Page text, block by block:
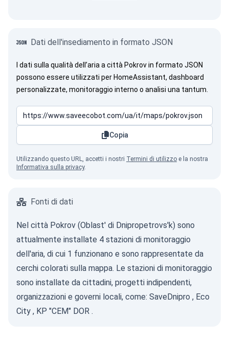
Dati dell'insediamento in formato JSON
I dati sulla qualità dell’aria a città Pokrov in formato JSON
possono essere utilizzati per HomeAssistant, dashboard
personalizzate, monitoraggio interno o analisi una tantum.
Copia
Utilizzando questo URL, accetti i nostri Termini di utilizzo e la nostra
Informativa sulla privacy.
Fonti di dati
Nel città Pokrov (Oblast' di Dnipropetrovs'k) sono
attualmente installate 4 stazioni di monitoraggio
dell'aria, di cui 1 funzionano e sono rappresentate da
cerchi colorati sulla mappa. Le stazioni di monitoraggio
sono installate da cittadini, progetti indipendenti,
organizzazioni e governi locali, come: SaveDnipro , Eco
City , KP "CEM" DOR .